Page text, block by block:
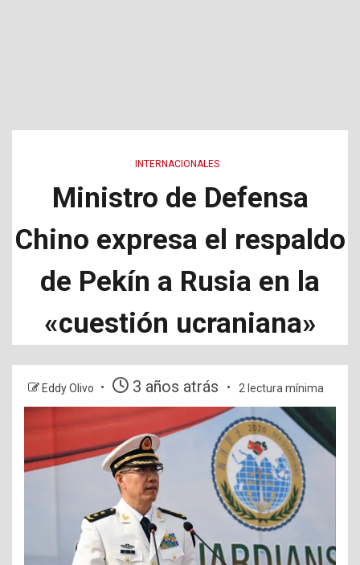
INTERNACIONALES
Ministro de Defensa
Chino expresa el respaldo
de Pekín a Rusia en la
«cuestión ucraniana»
Eddy Olivo 3 años atrás 2 lectura mínima